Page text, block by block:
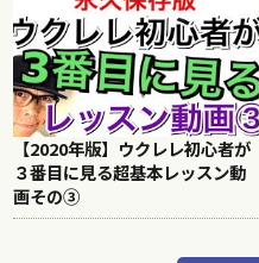
【2020年版】ウクレレ初心者が
３番目に見る超基本レッスン動
画その③